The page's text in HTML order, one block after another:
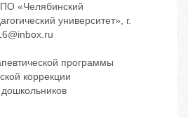
«Челябинский
университет», г.
программы
коррекции